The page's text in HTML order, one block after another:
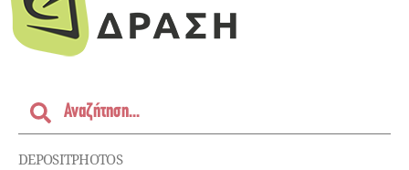
DEPOSITPHOTOS